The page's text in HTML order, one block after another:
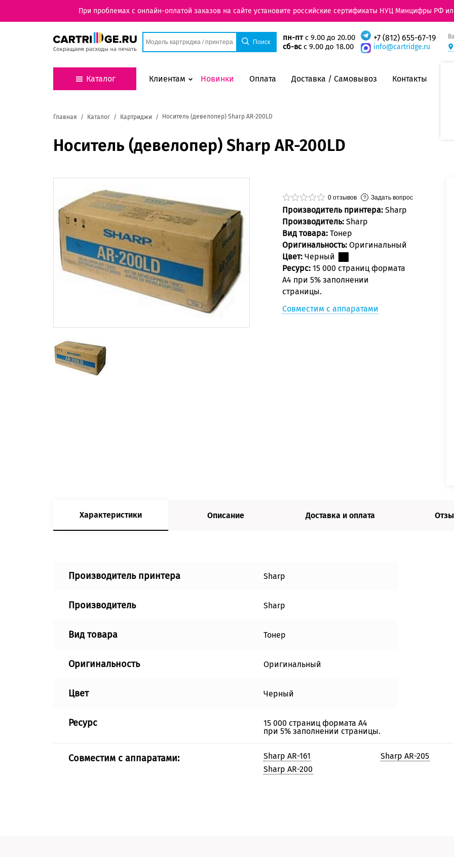
При проблемах с онлайн-оплатой заказов на сайте установите российские сертификаты НУЦ Минцифры РФ
пн-птс 9.00 до 20.00
сб-всс 9.00 до 18.00
+7 (812) 655-67-19
info@cartridge.ru
Каталог Клиентам Новинки Оплата Доставка / Самовывоз Контакты
Главная Каталог Картриджи Носитель (девелопер) Sharp AR-200LD
Носитель (девелопер) Sharp AR-200LD
0 отзывов Задать вопрос
Производитель принтера: Sharp
Производитель: Sharp
Вид товара: Тонер
Оригинальность: Оригинальный
Цвет: Черный
Ресурс: 15 000 страниц формата
А4 при 5% заполнении
страницы.
Совместим с аппаратами
Характеристики Описание Доставка и оплата
Производитель принтера Sharp
Производитель Sharp
Вид товара Тонер
Оригинальность Оригинальный
Цвет Черный
Ресурс
15 000 страниц формата А4
при 5% заполнении страницы.
Совместим с аппаратами:
Sharp AR-161
Sharp AR-200
Sharp AR-205